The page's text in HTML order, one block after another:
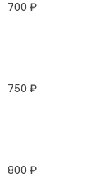
700 ₽
750 ₽
800 ₽